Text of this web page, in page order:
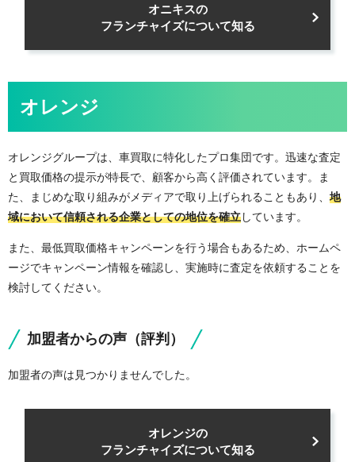
オニキスの
フランチャイズについて知る
オレンジ
オレンジグループは、車買取に特化したプロ集団です。迅速な査定
と買取価格の提示が特長で、顧客から高く評価されています。ま
た、まじめな取り組みがメディアで取り上げられることもあり、 地
域において信頼される企業としての地位を確立しています。
また、最低買取価格キャンペーンを行う場合もあるため、ホームペ
ージでキャンペーン情報を確認し、実施時に査定を依頼することを
検討してください。
加盟者からの声（評判）
加盟者の声は見つかりませんでした。
オレンジの
フランチャイズについて知る